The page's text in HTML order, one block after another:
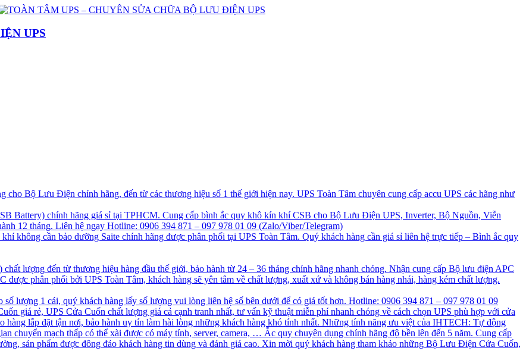
UPS
Bộ Lưu Điện chính hãng, đến từ các thương hiệu số 1 thế giới hiện nay. UPS Toàn Tâm chuyên cung cấp accu UPS các hãng như
Battery) chính hãng giá sỉ tại TPHCM. Cung cấp bình ắc quy khô kín khí CSB cho Bộ Lưu Điện UPS, Inverter, Bộ Nguồn, Viễn
12 tháng. Liên hệ ngay Hotline: 0906 394 871 – 097 978 01 09 (Zalo/Viber/Telegram)
không cần bảo dưỡng Saite chính hãng được phân phối tại UPS Toàn Tâm. Quý khách hàng cần giá sỉ liên hệ trực tiếp – Bình ắc quy
lượng đến từ thương hiệu hàng đầu thế giới, bảo hành từ 24 – 36 tháng chính hãng nhanh chóng. Nhận cung cấp Bộ lưu điện APC
được phân phối bởi UPS Toàn Tâm, khách hàng sẽ yên tâm về chất lượng, xuất xứ và không bán hàng nhái, hàng kém chất lượng.
số lượng 1 cái, quý khách hàng lấy số lượng vui lòng liên hệ số bên dưới để có giá tốt hơn. Hotline: 0906 394 871 – 097 978 01 09
giá rẻ, UPS Cửa Cuốn chất lượng giá cả cạnh tranh nhất, tư vấn kỹ thuật miễn phí nhanh chóng về cách chọn UPS phù hợp với cửa
lắp đặt tận nơi, bảo hành uy tín làm hài lòng những khách hàng khó tính nhất. Những tính năng ưu việt của IHTECH: Tự động
chuyển mạch thấp có thể xài được có máy tính, server, camera, … Ắc quy chuyên dụng chính hãng độ bền lên đến 5 năm. Cung cấp
sản phẩm được đông đảo khách hàng tin dùng và đánh giá cao. Xin mời quý khách hàng tham khảo những Bộ Lưu Điện Cửa Cuốn,